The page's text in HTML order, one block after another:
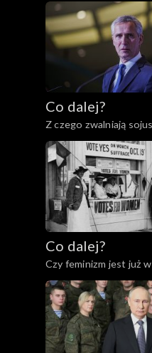
Co dalej?
Z czego zwalniają
24.01.2023
Co dalej?
Czy feminizm jest już
12.01.2023